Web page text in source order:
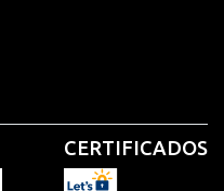
CERTIFICADOS